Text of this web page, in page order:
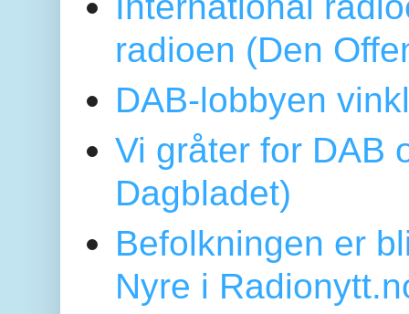
radioen (Den
DAB-lobbyen
Vi gråter for DAB
Dagbladet)
Befolkningen er
Nyre i